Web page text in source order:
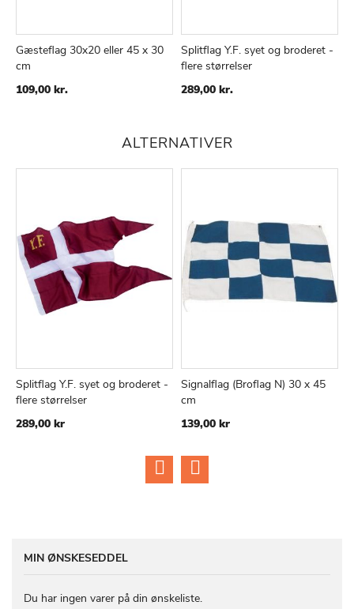
TIL
ØNSKE
Gæsteflag 30x20 eller 45 x 30
cm
109,00 kr.
TILFØJ
TIL
ØNSKE
SAMMENLIGN
Splitflag Y.F. syet og broderet -
flere størrelser
289,00 kr.
ALTERNATIVER
Læg i kurv SAMMENLIGN
Splitflag Y.F. syet og broderet -
flere størrelser
289,00 kr
Signalflag (Broflag N) 30 x 45
cm
139,00 kr
MIN ØNSKESEDDEL
Du har ingen varer på din ønskeliste.